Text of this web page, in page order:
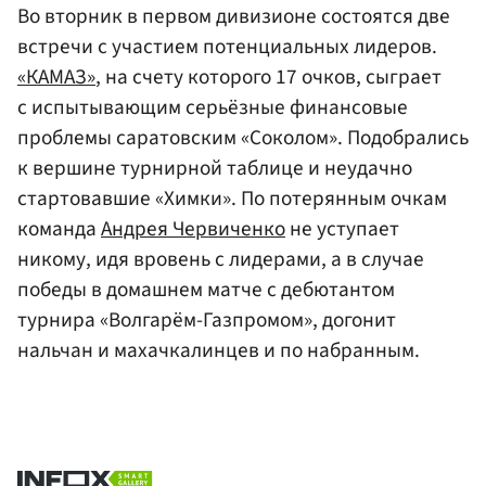
Во вторник в первом дивизионе состоятся две
встречи с участием потенциальных лидеров.
«КАМАЗ», на счету которого 17 очков, сыграет
с испытывающим серьёзные финансовые
проблемы саратовским «Соколом». Подобрались
к вершине турнирной таблице и неудачно
стартовавшие «Химки». По потерянным очкам
командаАндрея Червиченконе уступает
никому, идя вровень с лидерами, а в случае
победы в домашнем матче с дебютантом
турнира «Волгарём-Газпромом», догонит
нальчан и махачкалинцев и по набранным.